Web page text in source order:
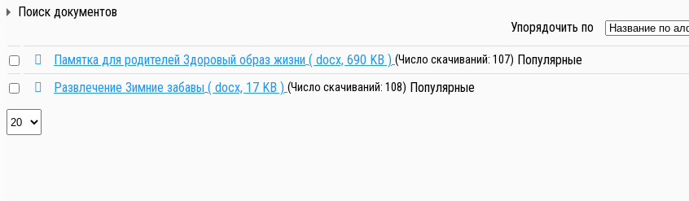
Поиск документов
Упорядочить по
Документ
Памятка для родителей Здоровый образ жизни ( docx, 690 KB ) (Число скачиваний: 107) Популярные
Документ
Развлечение Зимние забавы ( docx, 17 KB ) (Число скачиваний: 108) Популярные